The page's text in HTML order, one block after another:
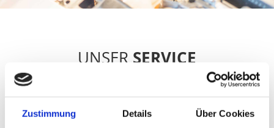
Zustimmung Details Über Cookies
UNSER SERVICE
MEISTERBETRIEB DES KFZ-HANDWERKS |
GEBRAUCHTWAGEN